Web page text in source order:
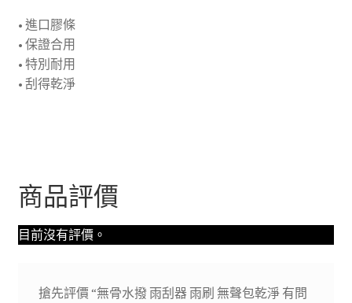
數
量
• 進口膠條
• 保證合用
• 特別耐用
• 刮得乾淨
商品評價
目前沒有評價。
搶先評價 “無骨水撥 雨刮器 雨刷 無聲包乾淨 有問